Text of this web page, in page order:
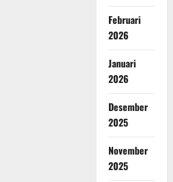
Februari
2026
Januari
2026
Desember
2025
November
2025